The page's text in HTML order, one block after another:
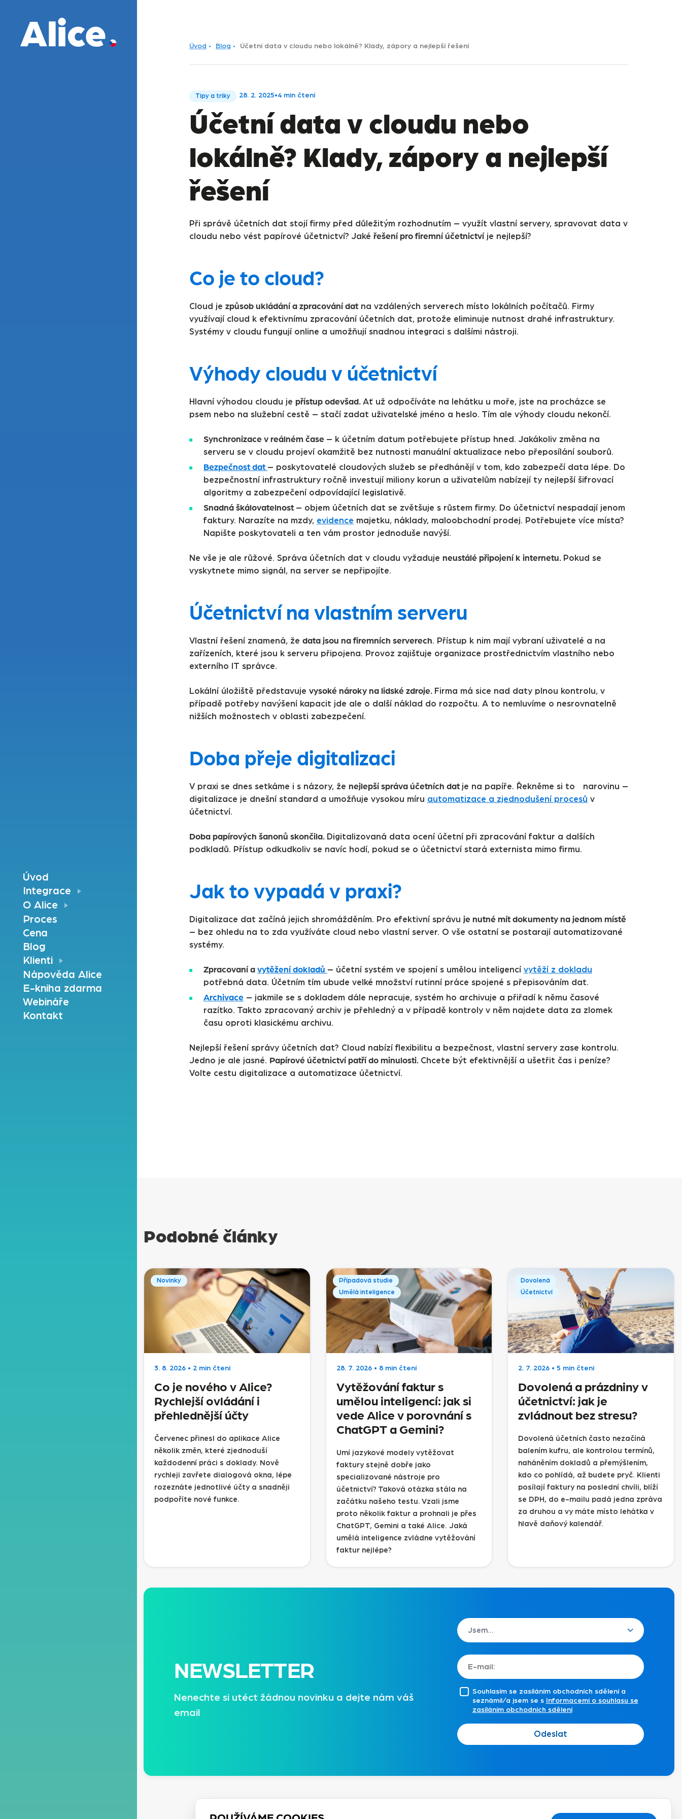
Úvod
Integrace
O Alice
Proces
Cena
Blog
Klienti
Nápověda Alice
E-kniha zdarma
Webináře
Kontakt
Úvod Blog Účetní data v cloudu nebo lokálně? Klady, zápory a nejlepší řešení
Tipy a triky 28. 2. 2025•4 min čtení
Účetní data v cloudu nebo
lokálně? Klady, zápory a nejlepší
řešení
Při správě účetních dat stojí firmy před důležitým rozhodnutím – využít vlastní servery, spravovat data v
cloudu nebo vést papírové účetnictví? Jaké řešení pro firemní účetnictví je nejlepší?
Co je to cloud?
Cloud je způsob ukládání a zpracování dat na vzdálených serverech místo lokálních počítačů. Firmy
využívají cloud k efektivnímu zpracování účetních dat, protože eliminuje nutnost drahé infrastruktury.
Systémy v cloudu fungují online a umožňují snadnou integraci s dalšími nástroji.
Výhody cloudu v účetnictví
Hlavní výhodou cloudu je přístup odevšad. Ať už odpočíváte na lehátku u moře, jste na procházce se
psem nebo na služební cestě – stačí zadat uživatelské jméno a heslo. Tím ale výhody cloudu nekončí.
Synchronizace v reálném čase – k účetním datum potřebujete přístup hned. Jakákoliv změna na
serveru se v cloudu projeví okamžitě bez nutnosti manuální aktualizace nebo přeposílání souborů.
Bezpečnost dat – poskytovatelé cloudových služeb se předhánějí v tom, kdo zabezpečí data lépe. Do
bezpečnostní infrastruktury ročně investují miliony korun a uživatelům nabízejí ty nejlepší šifrovací
algoritmy a zabezpečení odpovídající legislativě.
Snadná škálovatelnost – objem účetních dat se zvětšuje s růstem firmy. Do účetnictví nespadají jenom
faktury. Narazíte na mzdy, evidence majetku, náklady, maloobchodní prodej. Potřebujete více místa?
Napište poskytovateli a ten vám prostor jednoduše navýší.
Ne vše je ale růžové. Správa účetních dat v cloudu vyžaduje neustálé připojení k internetu. Pokud se
vyskytnete mimo signál, na server se nepřipojíte.
Účetnictví na vlastním serveru
Vlastní řešení znamená, že data jsou na firemních serverech. Přístup k nim mají vybraní uživatelé a na
zařízeních, které jsou k serveru připojena. Provoz zajišťuje organizace prostřednictvím vlastního nebo
externího IT správce.
Lokální úložiště představuje vysoké nároky na lidské zdroje. Firma má sice nad daty plnou kontrolu, v
případě potřeby navýšení kapacit jde ale o další náklad do rozpočtu. A to nemluvíme o nesrovnatelně
nižších možnostech v oblasti zabezpečení.
Doba přeje digitalizaci
V praxi se dnes setkáme i s názory, že nejlepší správa účetních dat je na papíře. Řekněme si to narovinu –
digitalizace je dnešní standard a umožňuje vysokou míru automatizace a zjednodušení procesů v
účetnictví.
Doba papírových šanonů skončila. Digitalizovaná data ocení účetní při zpracování faktur a dalších
podkladů. Přístup odkudkoliv se navíc hodí, pokud se o účetnictví stará externista mimo firmu.
Jak to vypadá v praxi?
Digitalizace dat začíná jejich shromážděním. Pro efektivní správu je nutné mít dokumenty na jednom místě
– bez ohledu na to zda využíváte cloud nebo vlastní server. O vše ostatní se postarají automatizované
systémy.
Zpracovaní a vytěžení dokladů – účetní systém ve spojení s umělou inteligencí vytěží z dokladu
potřebná data. Účetním tím ubude velké množství rutinní práce spojené s přepisováním dat.
Archivace – jakmile se s dokladem dále nepracuje, systém ho archivuje a přiřadí k němu časové
razítko. Takto zpracovaný archiv je přehledný a v případě kontroly v něm najdete data za zlomek
času oproti klasickému archivu.
Nejlepší řešení správy účetních dat? Cloud nabízí flexibilitu a bezpečnost, vlastní servery zase kontrolu.
Jedno je ale jasné. Papírové účetnictví patří do minulosti. Chcete být efektivnější a ušetřit čas i peníze?
Volte cestu digitalizace a automatizace účetnictví.
Podobné články
Novinky
3. 8. 2026 • 2 min čtení
Co je nového v Alice?
Rychlejší ovládání i
přehlednější účty
Červenec přinesl do aplikace Alice
několik změn, které zjednoduší
každodenní práci s doklady. Nově
rychleji zavřete dialogová okna, lépe
rozeznáte jednotlivé účty a snadněji
podpoříte nové funkce.
Případová studie
Umělá inteligence
28. 7. 2026 • 8 min čtení
Vytěžování faktur s
umělou inteligencí: jak si
vede Alice v porovnání s
ChatGPT a Gemini?
Umí jazykové modely vytěžovat
faktury stejně dobře jako
specializované nástroje pro
účetnictví? Taková otázka stála na
začátku našeho testu. Vzali jsme
proto několik faktur a prohnali je přes
ChatGPT, Gemini a také Alice. Jaká
umělá inteligence zvládne vytěžování
faktur nejlépe?
Dovolená
Účetnictví
2. 7. 2026 • 5 min čtení
Dovolená a prázdniny v
účetnictví: jak je
zvládnout bez stresu?
Dovolená účetních často nezačíná
balením kufru, ale kontrolou termínů,
naháněním dokladů a přemýšlením,
kdo co pohlídá, až budete pryč. Klienti
posílají faktury na poslední chvíli, blíží
se DPH, do e-mailu padá jedna zpráva
za druhou a vy máte místo lehátka v
hlavě daňový kalendář.
NEWSLETTER
Nenechte si utéct žádnou novinku a dejte nám váš
email
Souhlasím se zasíláním obchodních sdělení a
seznámil/a jsem se s
Informacemi o souhlasu se
zasíláním obchodních sdělení
Odeslat